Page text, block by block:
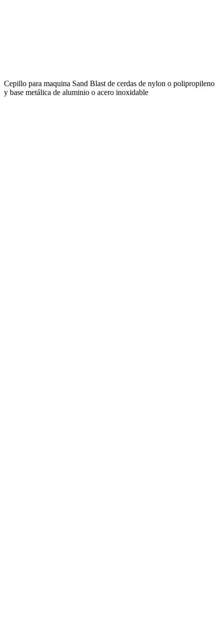
Cepillo para maquina Sand Blast de cerdas de nylon o polipropileno
y base metálica de aluminio o acero inoxidable